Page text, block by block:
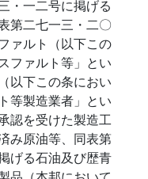
・一二号に掲げる
第二七一三・二〇
ァルト（以下この
ファルト等」とい
以下この条におい
等製造業者」とい
認を受けた製造工
み原油等、同表第
げる石油及び歴青